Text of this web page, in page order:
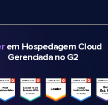
em Hospedagem Cloud
Gerenciada no G2